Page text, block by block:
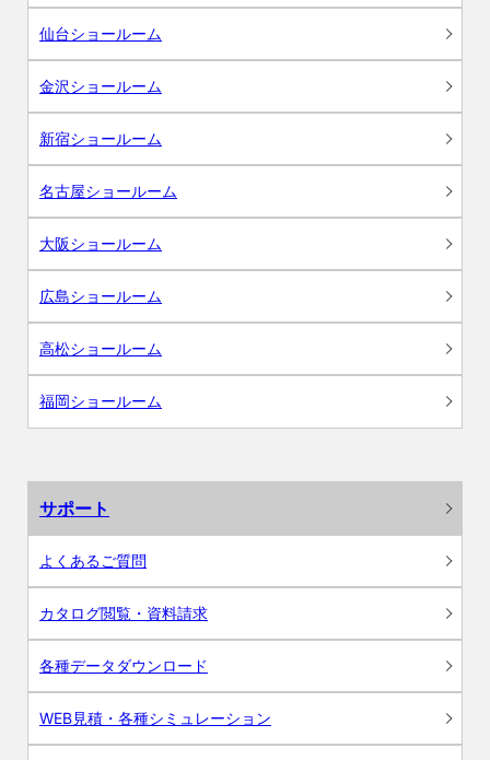
仙台ショールーム
金沢ショールーム
新宿ショールーム
名古屋ショールーム
大阪ショールーム
広島ショールーム
高松ショールーム
福岡ショールーム
サポート
よくあるご質問
カタログ閲覧・資料請求
各種データダウンロード
WEB見積・各種シミュレーション